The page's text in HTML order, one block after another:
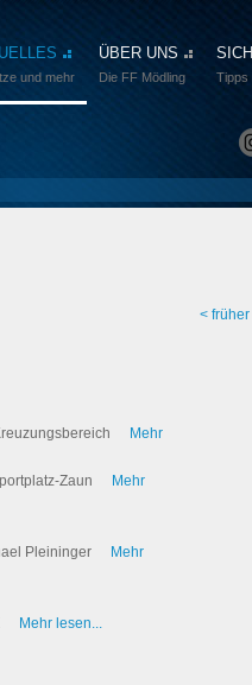
und mehr
ÜBER UNS
Die FF Mödling Tipps
< früher
Mehr
Zaun
Mehr
Pleininger
Mehr
Mehr lesen...